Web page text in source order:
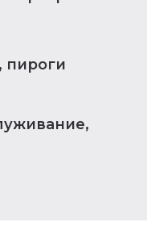
пироги